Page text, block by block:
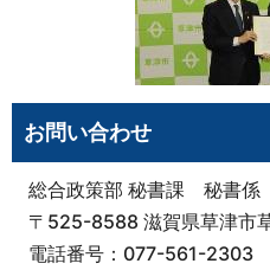
お問い合わせ
総合政策部 秘書課 秘書係
〒525-8588 滋賀県草津市
電話番号：077-561-2303